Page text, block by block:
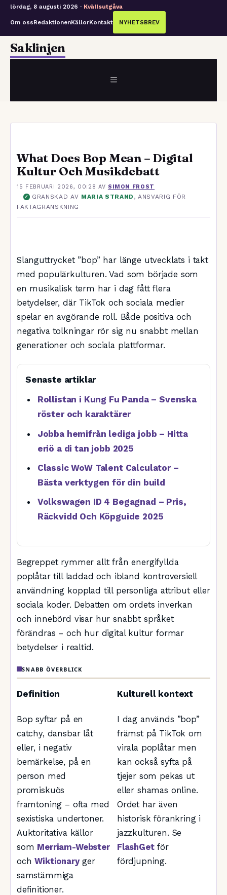
lördag, 8 augusti 2026 · Kvällsutgåva
Om ossRedaktionenKällorKontakt NYHETSBREV
Hoppa
Saklinjen
MENY
What Does Bop Mean – Digital
Kultur Och Musikdebatt
15 FEBRUARI 2026, 00:28 AV SIMON FROST
· ✓ GRANSKAD AV MARIA STRAND , ANSVARIG FÖR
FAKTAGRANSKNING
Slanguttrycket ”bop” har länge utvecklats i takt
med populärkulturen. Vad som började som
en musikalisk term har i dag fått flera
betydelser, där TikTok och sociala medier
spelar en avgörande roll. Både positiva och
negativa tolkningar rör sig nu snabbt mellan
generationer och sociala plattformar.
Senaste artiklar
Rollistan i Kung Fu Panda – Svenska
röster och karaktärer
Jobba hemifrån lediga jobb – Hitta
eriö a di tan jobb 2025
Classic WoW Talent Calculator –
Bästa verktygen för din build
Volkswagen ID 4 Begagnad – Pris,
Räckvidd Och Köpguide 2025
Begreppet rymmer allt från energifyllda
poplåtar till laddad och ibland kontroversiell
användning kopplad till personliga attribut eller
sociala koder. Debatten om ordets inverkan
och innebörd visar hur snabbt språket
förändras – och hur digital kultur formar
betydelser i realtid.
SNABB ÖVERBLICK
Definition
Bop syftar på en
catchy, dansbar låt
eller, i negativ
bemärkelse, på en
person med
promiskuös
framtoning – ofta med
sexistiska undertoner.
Auktoritativa källor
som Merriam-Webster
ochWiktionaryger
samstämmiga
definitioner.
Kulturell kontext
I dag används ”bop”
främst på TikTok om
virala poplåtar men
kan också syfta på
tjejer som pekas ut
eller shamas online.
Ordet har även
historisk förankring i
jazzkulturen. Se
FlashGetför
fördjupning.